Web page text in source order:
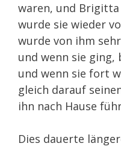
waren, und
wurde sie wieder
wurde von ihm
und wenn sie ging,
und wenn sie fort
gleich darauf
ihn nach Hause
Dies dauerte